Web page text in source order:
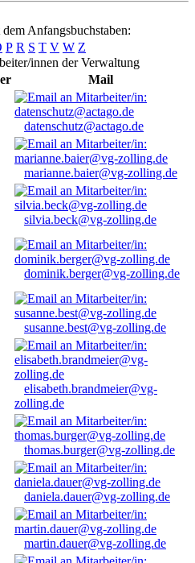
Anfangsbuchstaben:
P R S T V W Z
innen der Verwaltung
Mail
datenschutz@actago.de
marianne.baier@vg-zolling.de
silvia.beck@vg-zolling.de
dominik.berger@vg-zolling.de
susanne.best@vg-zolling.de
elisabeth.brandmeier@vg-
zolling.de
thomas.burger@vg-zolling.de
daniela.dauer@vg-zolling.de
martin.dauer@vg-zolling.de